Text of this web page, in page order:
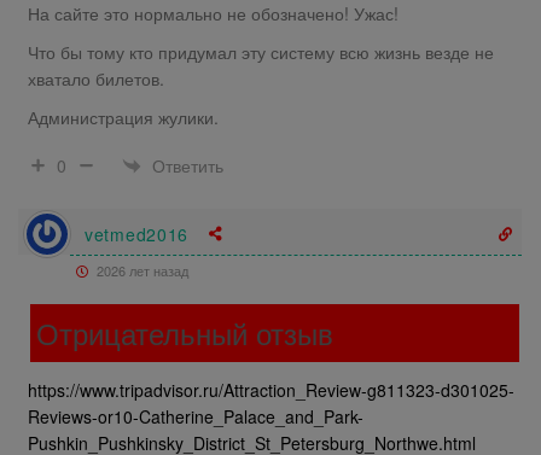
На сайте это нормально не обозначено! Ужас!
Что бы тому кто придумал эту систему всю жизнь везде не
хватало билетов.
Администрация жулики.
0
Ответить
vetmed2016
2026 лет назад
Отрицательный отзыв
https://www.tripadvisor.ru/Attraction_Review-g811323-d301025-
Reviews-or10-Catherine_Palace_and_Park-
Pushkin_Pushkinsky_District_St_Petersburg_Northwe.html